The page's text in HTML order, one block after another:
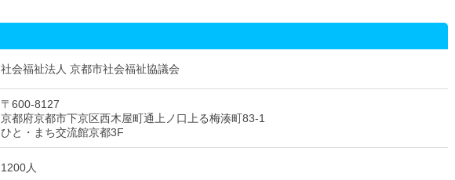
社会福祉法人 京都市社会福祉協議会
〒600-8127
京都府京都市下京区西木屋町通上ノ口上る梅湊町83-1
ひと・まち交流館京都3F
1200人